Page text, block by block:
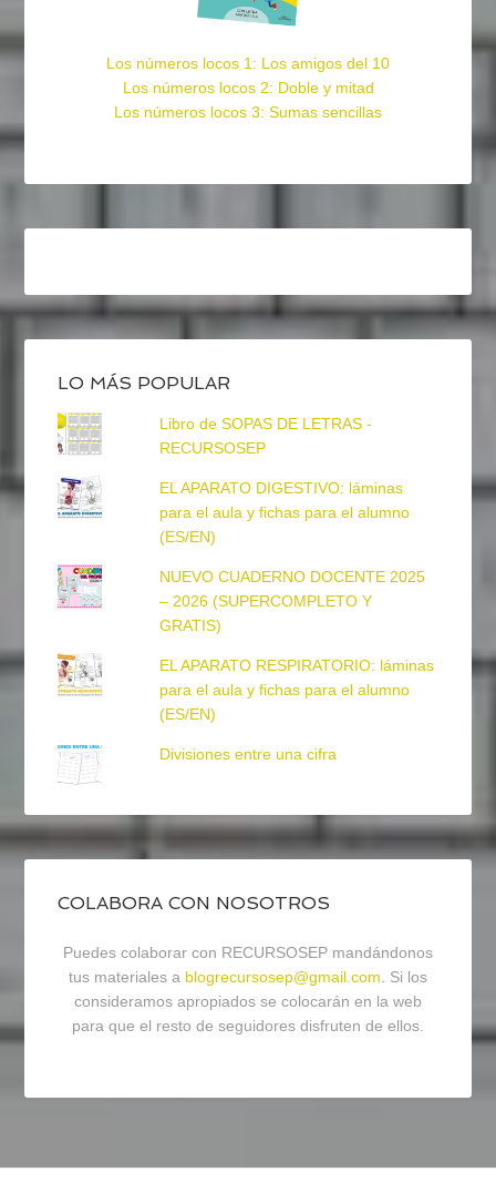
Los números locos 1: Los amigos del 10
Los números locos 2: Doble y mitad
Los números locos 3: Sumas sencillas
LO MÁS POPULAR
Libro de SOPAS DE LETRAS -
RECURSOSEP
EL APARATO DIGESTIVO: láminas
para el aula y fichas para el alumno
(ES/EN)
NUEVO CUADERNO DOCENTE 2025
– 2026 (SUPERCOMPLETO Y
GRATIS)
EL APARATO RESPIRATORIO: láminas
para el aula y fichas para el alumno
(ES/EN)
Divisiones entre una cifra
COLABORA CON NOSOTROS
Puedes colaborar con RECURSOSEP mandándonos
tus materiales a blogrecursosep@gmail.com. Si los
consideramos apropiados se colocarán en la web
para que el resto de seguidores disfruten de ellos.